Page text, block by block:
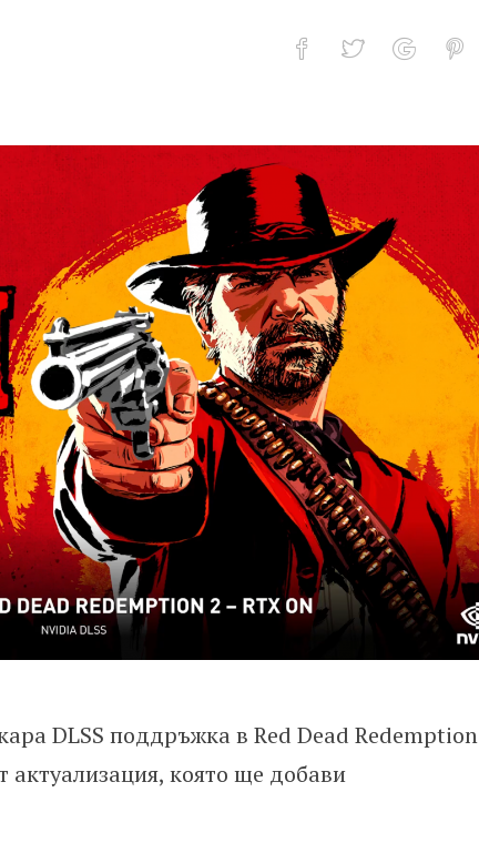
NVIDIA DLSS съпорт
DLSS поддръжка в Red Dead Redemption
актуализация, която ще добави